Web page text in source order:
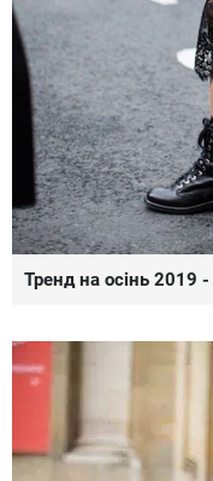
Тренд на осінь 2019